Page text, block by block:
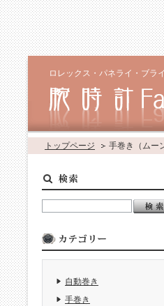
ロレックス・パネライ・ブラ
トップページ 手巻き（ムー
自動巻き
手巻き